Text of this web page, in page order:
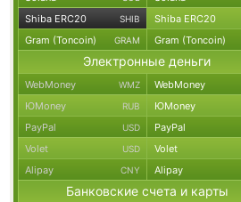
Shiba ERC20 SHIB Shiba ERC20
Gram (Toncoin) GRAM Gram (Toncoin)
Электронные деньги
WebMoney WMZ WebMoney
ЮMoney RUB ЮMoney
PayPal USD PayPal
Volet USD Volet
Alipay CNY Alipay
Банковские счета и карты